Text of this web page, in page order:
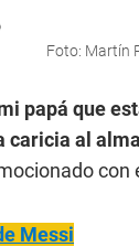
Foto: Martín
papá que
caricia al
con
Messi